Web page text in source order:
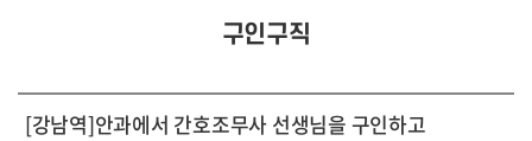
구인구직
[강남역]안과에서 간호조무사 선생님을 구인하고